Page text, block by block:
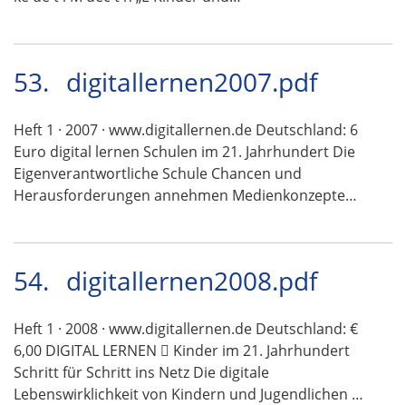
53. digitallernen2007.pdf
Heft 1 · 2007 · www.digitallernen.de Deutschland: 6
Euro digital lernen Schulen im 21. Jahrhundert Die
Eigenverantwortliche Schule Chancen und
Herausforderungen annehmen Medienkonzepte…
54. digitallernen2008.pdf
Heft 1 · 2008 · www.digitallernen.de Deutschland: €
6,00 DIGITAL LERNEN  Kinder im 21. Jahrhundert
Schritt für Schritt ins Netz Die digitale
Lebenswirklichkeit von Kindern und Jugendlichen …